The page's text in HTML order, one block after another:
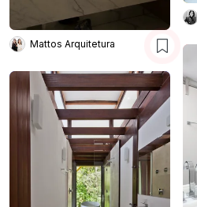
Mattos Arquitetura